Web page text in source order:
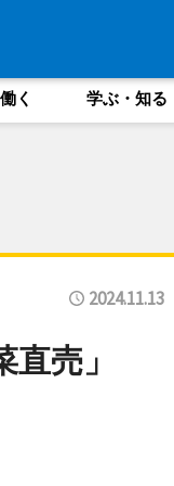
く 学ぶ・知る
2024.11.13
売」